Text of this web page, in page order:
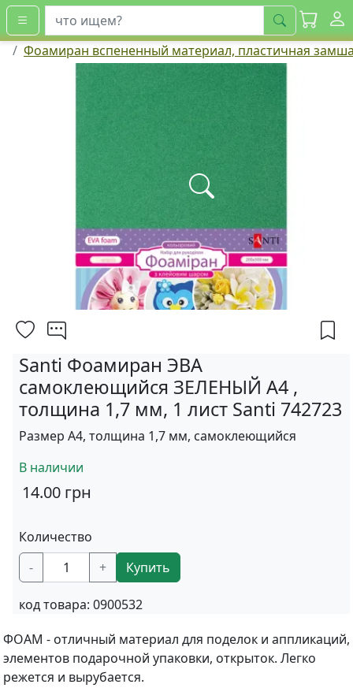
искать
Фоамиран вспененный материал, пластичная
Santi Фоамиран ЭВА
самоклеющийся ЗЕЛЕНЫЙ А4 ,
толщина 1,7 мм, 1 лист Santi 742723
Размер А4, толщина 1,7 мм, самоклеющийся
В наличии
14.00 грн
Количество
-
+ Купить
код товара: 0900532
ФОАМ - отличный материал для поделок и аппликаций,
элементов подарочной упаковки, открыток. Легко
режется и вырубается.